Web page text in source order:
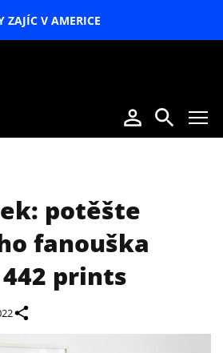
ZAJÍC V AMERICE
potěšte
fanouška
prints